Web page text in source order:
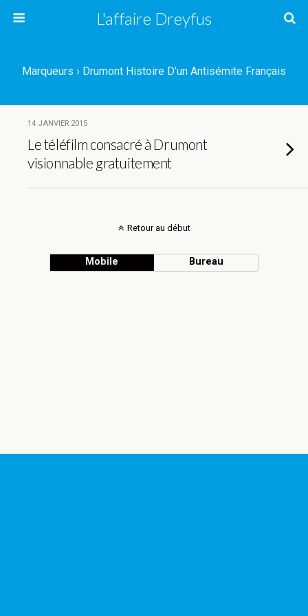
L'affaire Dreyfus
Marqueurs › Drumont Histoire D’un Antisémite Français
14 JANVIER 2015
Le téléfilm consacré à Drumont
visionnable gratuitement
Retour au début
Mobile Bureau